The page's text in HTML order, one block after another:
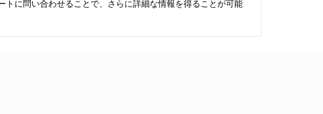
に問い合わせることで、さらに詳細な情報を得ることが可能